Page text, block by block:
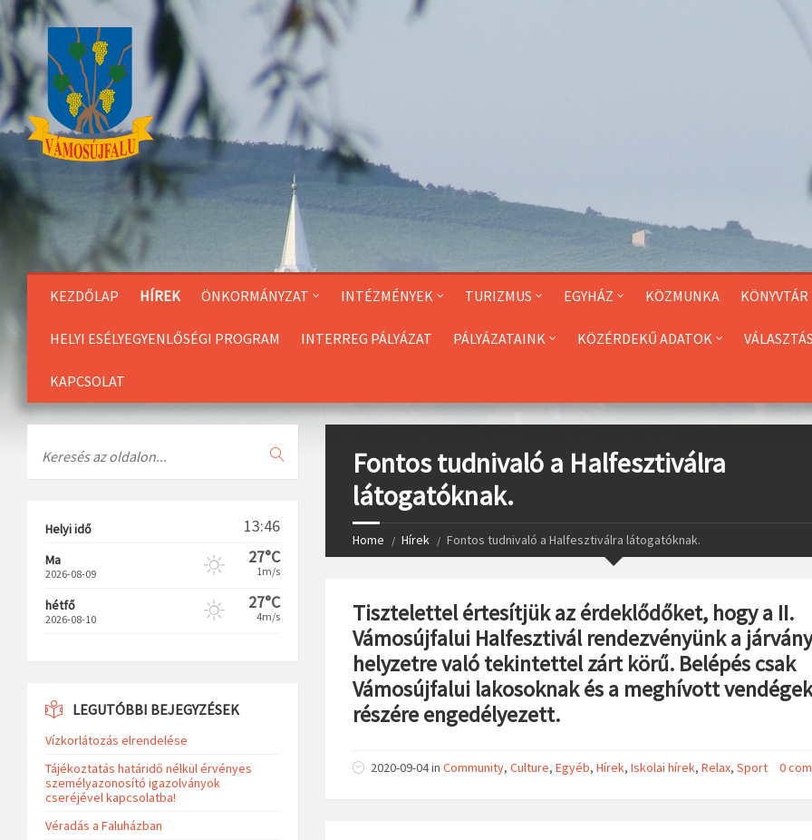
Skip
to
Content
KEZDŐLAP HÍREK ÖNKORMÁNYZAT INTÉZMÉNYEK TURIZMUS EGYHÁZ KÖZMUNKA KÖNYVTÁR
HELYI ESÉLYEGYENLŐSÉGI PROGRAM INTERREG PÁLYÁZAT PÁLYÁZATAINK KÖZÉRDEKŰ ADATOK
KAPCSOLAT
Fontos tudnivaló a Halfesztiválra
látogatóknak.
Home Hírek Fontos tudnivaló a Halfesztiválra látogatóknak.
Tisztelettel értesítjük az érdeklődőket, hogy a II.
Vámosújfalui Halfesztivál rendezvényünk a
helyzetre való tekintettel zárt körű. Belépés csak
Vámosújfalui lakosoknak és a meghívott vendégek
részére engedélyezett.
2020-09-04 in Community, Culture, Egyéb, Hírek, Iskolai hírek, Relax, Sport 0
Helyi idő 13:46
Ma
2026-08-09
27°C
1m/s
hétfő
2026-08-10
27°C
4m/s
LEGUTÓBBI BEJEGYZÉSEK
Vízkorlátozás elrendelése
Tájékoztatás határidő nélkül érvényes
személyazonosító igazolványok
cseréjével kapcsolatba!
Véradás a Faluházban